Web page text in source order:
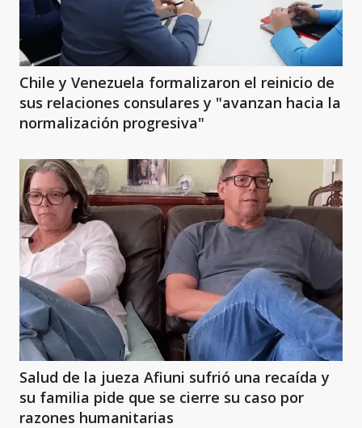
Chile y Venezuela formalizaron el reinicio de
sus relaciones consulares y "avanzan hacia la
normalización progresiva"
Salud de la jueza Afiuni sufrió una recaída y
su familia pide que se cierre su caso por
razones humanitarias